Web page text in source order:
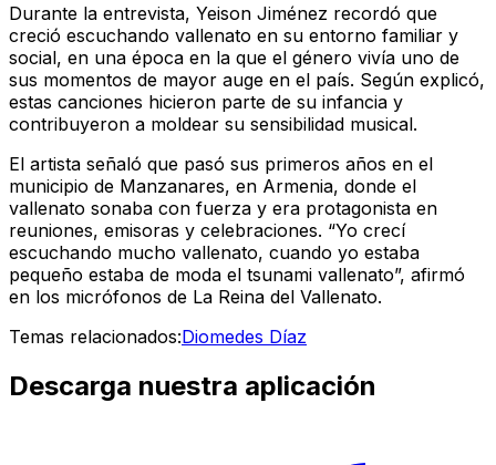
Durante la entrevista, Yeison Jiménez recordó que
creció escuchando vallenato en su entorno familiar y
social, en una época en la que el género vivía uno de
sus momentos de mayor auge en el país. Según explicó,
estas canciones hicieron parte de su infancia y
contribuyeron a moldear su sensibilidad musical.
El artista señaló que pasó sus primeros años en el
municipio de Manzanares, en Armenia, donde el
vallenato sonaba con fuerza y era protagonista en
reuniones, emisoras y celebraciones. “Yo crecí
escuchando mucho vallenato, cuando yo estaba
pequeño estaba de moda el tsunami vallenato”, afirmó
en los micrófonos de La Reina del Vallenato.
Temas relacionados:Diomedes Díaz
Descarga nuestra aplicación